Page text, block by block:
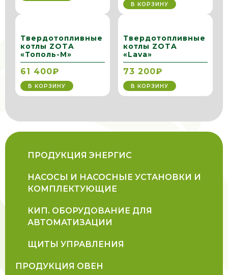
ПРОДУКЦИЯ ЭНЕРГИС
НАСОСЫ И НАСОСНЫЕ УСТАНОВКИ И
КОМПЛЕКТУЮЩИЕ
КИП. ОБОРУДОВАНИЕ ДЛЯ
АВТОМАТИЗАЦИИ
ЩИТЫ УПРАВЛЕНИЯ
ПРОДУКЦИЯ ОВЕН
В КОРЗИНУ
Твердотопливные
котлы ZOTA
«Тополь-М»
61 400₽
В КОРЗИНУ
Твердотопливные
котлы ZOTA
«Lava»
73 200₽
В КОРЗИНУ